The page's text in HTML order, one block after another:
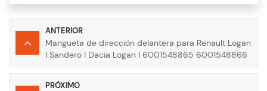
ANTERIOR
Mangueta de dirección delantera para Renault Logan
I Sandero I Dacia Logan I 6001548865 6001548866
PRÓXIMO